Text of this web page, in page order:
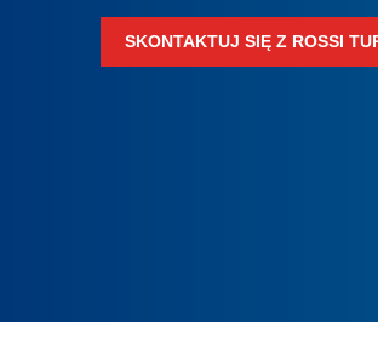
SKONTAKTUJ SIĘ Z ROSSI